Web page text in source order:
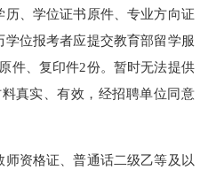
、学位证书原件、专业方向证
位报考者应提交教育部留学服
件、复印件2份。暂时无法提供
真实、有效，经招聘单位同意
资格证、普通话二级乙等及以